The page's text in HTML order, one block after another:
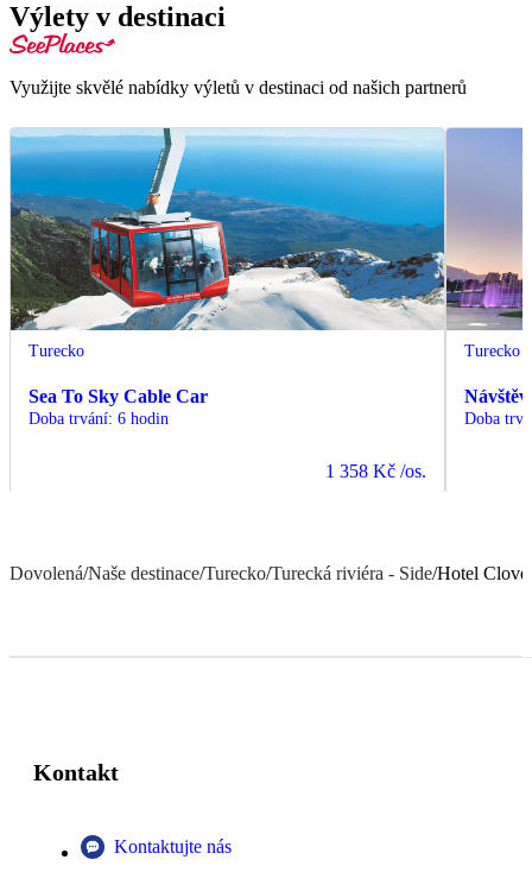
Výlety v destinaci
Využijte skvělé nabídky výletů v destinaci od našich partnerů
Turecko
Sea To Sky Cable Car
Doba trvání: 6 hodin
1 358 Kč /os.
Turecko
Doba
Dovolená/Naše destinace/Turecko/Turecká riviéra - Side/Hotel
Kontakt
Kontaktujte nás